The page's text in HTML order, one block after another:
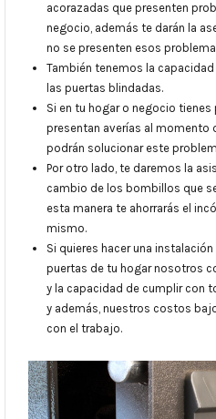
acorazadas que presenten
negocio, además te darán la
no se presenten esos
También tenemos la
las puertas blindadas.
Si en tu hogar o negocio
presentan averías al momento
podrán solucionar este
Por otro lado, te daremos la
cambio de los bombillos que
esta manera te ahorrarás el
mismo.
Si quieres hacer una
puertas de tu hogar nosotros
y la capacidad de cumplir con
y además, nuestros costos
con el trabajo.